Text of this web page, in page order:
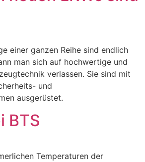
einer ganzen Reihe sind endlich
man sich auf hochwertige und
verlassen. Sie sind mit
und
ausgerüstet.
BTS
Temperaturen der